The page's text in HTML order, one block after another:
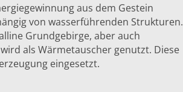
aus dem Gestein
von wasserführenden Strukturen.
Grundgebirge, aber auch
als Wärmetauscher genutzt. Diese
eingesetzt.